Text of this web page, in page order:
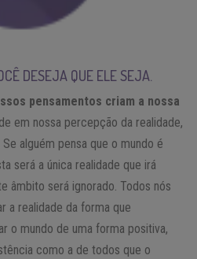
DESEJA QUE ELE SEJA.
pensamentos criam a nossa
em nossa percepção da realidade,
alguém pensa que o mundo é
será a única realidade que irá
âmbito será ignorado. Todos nós
a realidade da forma que
o mundo de uma forma positiva,
como a de todos que o